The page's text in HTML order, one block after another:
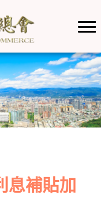
息補貼加